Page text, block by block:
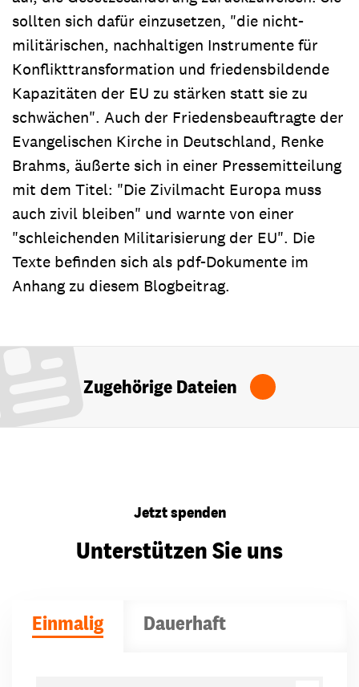
sollten sich dafür einzusetzen, "die nicht-
militärischen, nachhaltigen Instrumente für
Konflikttransformation und friedensbildende
Kapazitäten der EU zu stärken statt sie zu
schwächen". Auch der Friedensbeauftragte der
Evangelischen Kirche in Deutschland, Renke
Brahms, äußerte sich in einer Pressemitteilung
mit dem Titel: "Die Zivilmacht Europa muss
auch zivil bleiben" und warnte von einer
"schleichenden Militarisierung der EU". Die
Texte befinden sich als pdf-Dokumente im
Anhang zu diesem Blogbeitrag.
Zugehörige Dateien
Jetzt spenden
Unterstützen Sie uns
Einmalig Dauerhaft